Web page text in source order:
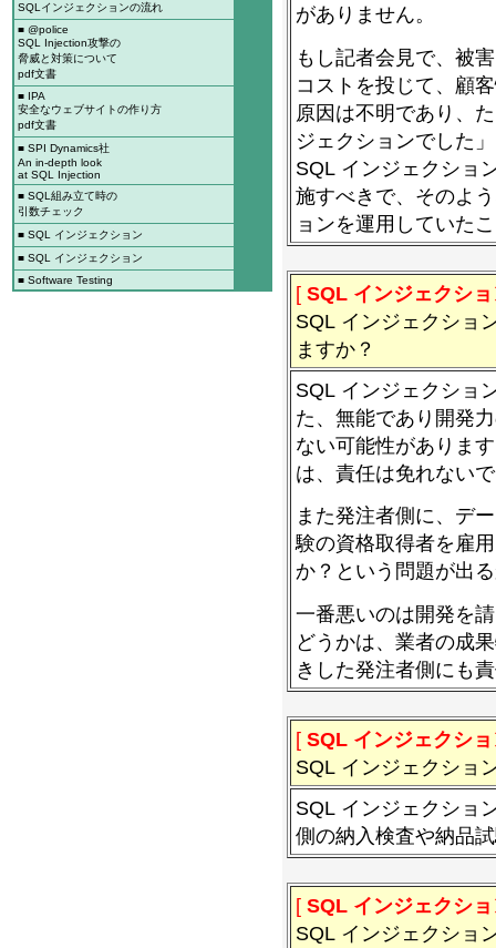
SQLインジェクションの流れ
■ @police
SQL Injection攻撃の
脅威と対策について
pdf文書
■ IPA
安全なウェブサイトの作り方
pdf文書
■ SPI Dynamics社
An in-depth look
at SQL Injection
■ SQL組み立て時の
引数チェック
■ SQL インジェクション
■ SQL インジェクション
■ Software Testing
がありません。
もし記者会見で、被
コストを投じて、顧
原因は不明であり、
ジェクションでした
SQL インジェクショ
施すべきで、そのよ
ョンを運用していた
[ SQL インジェクシ
SQL インジェクショ
ますか？
SQL インジェクショ
た、無能であり開発
ない可能性がありま
は、責任は免れない
また発注者側に、デ
験の資格取得者を雇
か？という問題が出
一番悪いのは開発を
どうかは、業者の成
きした発注者側にも
[ SQL インジェクシ
SQL インジェクショ
SQL インジェクショ
側の納入検査や納品
[ SQL インジェクシ
SQL インジェクショ